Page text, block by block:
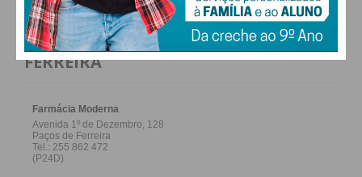
FARMACIAS DE SERVIÇO EM PAÇOS DE
FERREIRA